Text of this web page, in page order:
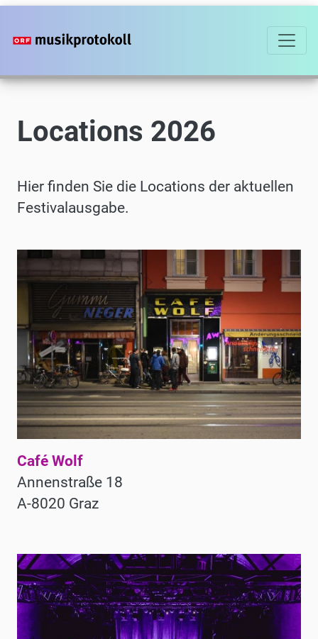
Direkt
zum
Locations 2026
Hier finden Sie die Locations der aktuellen
Festivalausgabe.
Café Wolf
Annenstraße 18
A-8020 Graz